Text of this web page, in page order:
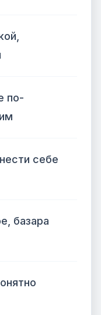
по-
себе
базара